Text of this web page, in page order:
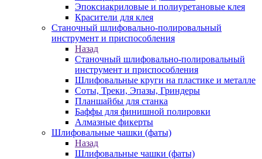
Эпоксиакриловые и полиуретановые клея
Красители для клея
Станочный шлифовально-полировальный
инструмент и приспособления
Назад
Станочный шлифовально-полировальный
инструмент и приспособления
Шлифовальные круги на пластике и металле
Соты, Треки, Эпазы, Гриндеры
Планшайбы для станка
Баффы для финишной полировки
Алмазные фикерты
Шлифовальные чашки (фаты)
Назад
Шлифовальные чашки (фаты)